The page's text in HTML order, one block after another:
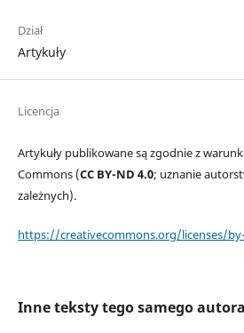
Dział
Artykuły
Licencja
Artykuły publikowane są zgodnie z
Commons (CC BY-ND 4.0; uznanie
zależnych).
https://creativecommons.org/licenses/
Inne teksty tego samego autora